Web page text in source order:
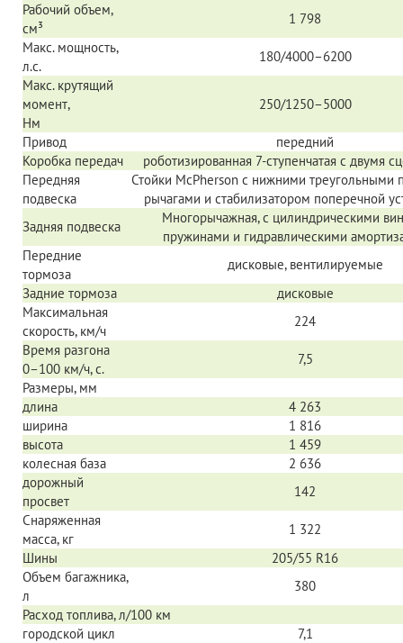
Рабочий объем,
см³
1 798
Макс. мощность,
л.с.
180/4000–6200
Макс. крутящий
момент,
Нм
250/1250–5000
Привод
передний
Коробка передач
роботизированная 7-ступенчатая с двумя
Передняя
подвеска
Стойки McPherson с нижними треугольными
рычагами и стабилизатором поперечной
Задняя подвеска
Многорычажная, с цилиндрическими
пружинами и гидравлическими
Передние
тормоза
дисковые, вентилируемые
Задние тормоза
дисковые
Максимальная
скорость, км/ч
224
Время разгона
0–100 км/ч,с.
7,5
Размеры, мм
длина
4 263
ширина
1 816
высота
1 459
колесная база
2 636
дорожный
просвет
142
Снаряженная
масса, кг
1 322
Шины
205/55 R16
Объем багажника,
л
380
Расход топлива, л/100 км
городской цикл
7,1